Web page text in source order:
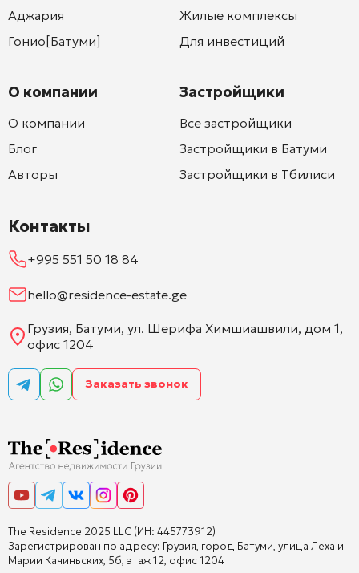
The Residence 2025 LLC (ИН: 445773912)
Зарегистрирован по адресу: Грузия, город Батуми, улица Леха и
Марии Качиньских, 5б, этаж 12, офис 1204
Аджария
Гонио[Батуми]
О компании
О компании
Блог
Авторы
Жилые комплексы
Для инвестиций
Застройщики
Все застройщики
Застройщики в Батуми
Застройщики в Тбилиси
Контакты
+995 551 50 18 84
hello@residence-estate.ge
Грузия, Батуми, ул. Шерифа Химшиашвили, дом 1,
офис 1204
Заказать звонок